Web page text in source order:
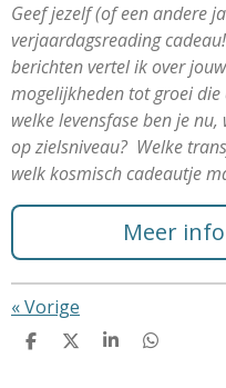
Geef jezelf (of een andere
verjaardagsreading
berichten vertel ik over
mogelijkheden tot groei
welke levensfase ben je
op zielsniveau? Welke
welk kosmisch cadeautje
Meer
«Vorige
D
D
S
D